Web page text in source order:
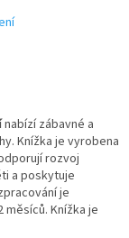
nabízí zábavné a
Knížka je vyrobena
rozvoj
a poskytuje
je
Knížka je